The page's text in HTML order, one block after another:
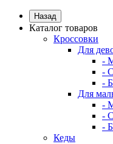
Назад
Каталог товаров
Кроссовки
Для
-
-
-
Для
-
-
-
Кеды